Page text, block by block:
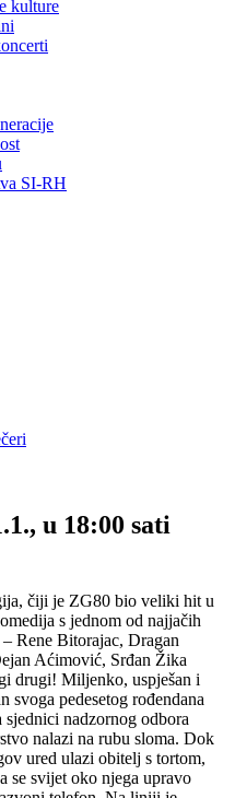
kulture
SI-RH
u 18:00 sati
čiji je ZG80 bio veliki hit u
s jednom od najjačih
Rene Bitorajac, Dragan
Aćimović, Srđan Žika
drugi! Miljenko, uspješan i
svoga pedesetog rođendana
sjednici nadzornog odbora
nalazi na rubu sloma. Dok
ured ulazi obitelj s tortom,
se svijet oko njega upravo